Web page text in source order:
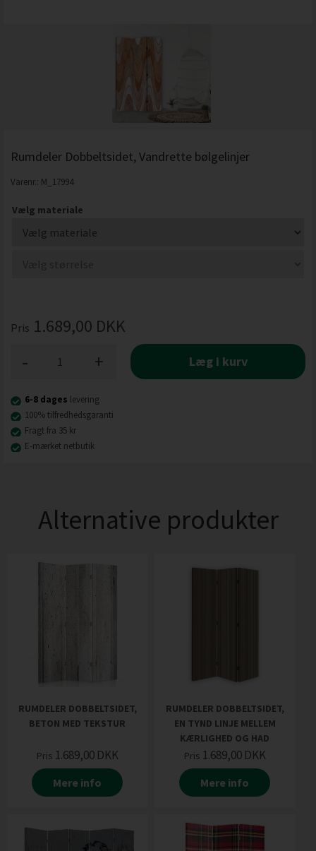
Rumdeler Dobbeltsidet, Vandrette bølgelinjer
Varenr.: M_17994
Vælg materiale
Pris 1.689,00 DKK
+
- Læg i kurv
6-8 dages levering
100% tilfredhedsgaranti
Fragt fra 35 kr
E-mærket netbutik
Alternative produkter
RUMDELER DOBBELTSIDET,
BETON MED TEKSTUR
Pris 1.689,00 DKK
Mere info
RUMDELER DOBBELTSIDET,
EN TYND LINJE MELLEM
KÆRLIGHED OG HAD
Pris 1.689,00 DKK
Mere info